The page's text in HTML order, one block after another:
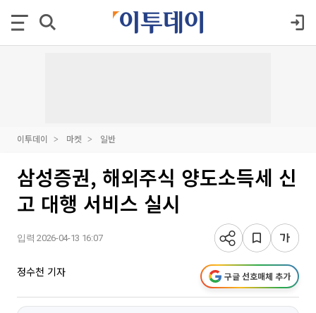
이투데이 마켓 일반
삼성증권, 해외주식 양도소득세 신
고 대행 서비스 실시
입력 2026-04-13 16:07
정수천 기자 구글 선호매체 추가